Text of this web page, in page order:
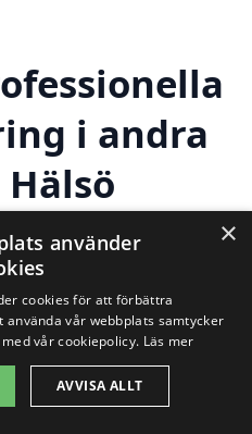
i andra
tapetsering i Hälsö
utmaning. Genom
pris.se, kan du
och tjänster från
×
använder
cookies för att förbättra
vår webbplats samtycker
vår cookiepolicy. Läs mer
AVVISA ALLT